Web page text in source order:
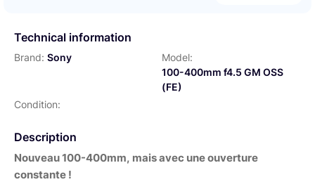
Technical information
Brand: Sony
Model:
100-400mm f4.5 GM OSS
(FE)
Condition:
Description
Nouveau 100-400mm, mais avec une ouverture
constante !